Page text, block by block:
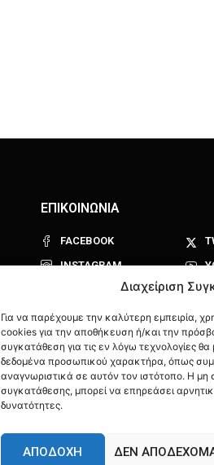
Διαχείριση
Για να παρέχουμε την καλύτερη εμπειρία,
cookies για την αποθήκευση ή/και την
συγκατάθεση για τις εν λόγω τεχνολογίες
δεδομένα προσωπικού χαρακτήρα, όπως
αναγνωριστικά σε αυτόν τον ιστότοπο. Η
συγκατάθεσης, μπορεί να επηρεάσει
δυνατότητες.
ΑΠΟΔΟΧΉ ΔΕΝ
ΕΠΙΚΟΙΝΩΝΙΑ
FACEBOOK
INSTAGRAM